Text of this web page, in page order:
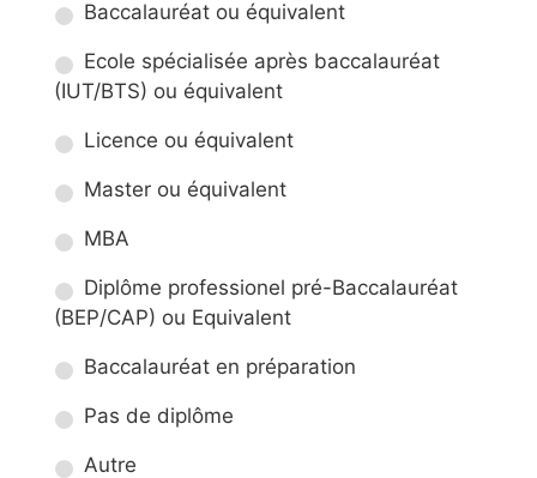
Baccalauréat ou équivalent
Ecole spécialisée après baccalauréat
(IUT/BTS) ou équivalent
Licence ou équivalent
Master ou équivalent
MBA
Diplôme professionel pré-Baccalauréat
(BEP/CAP) ou Equivalent
Baccalauréat en préparation
Pas de diplôme
Autre